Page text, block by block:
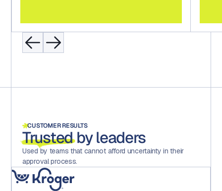
CUSTOMER RESULTS
Trustedby leaders
Used by teams that cannot afford uncertainty in their
approval process.